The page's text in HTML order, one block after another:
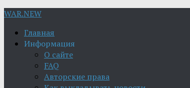
WAR.NEW
Главная
Информация
О сайте
FAQ
Авторские права